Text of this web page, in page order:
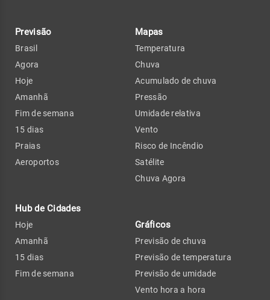
Previsão
Brasil
Agora
Hoje
Amanhã
Fim de semana
15 dias
Praias
Aeroportos
Hub de Cidades
Hoje
Amanhã
15 dias
Fim de semana
Mapas
Temperatura
Chuva
Acumulado de chuva
Pressão
Umidade relativa
Vento
Risco de Incêndio
Satélite
Chuva Agora
Gráficos
Previsão de chuva
Previsão de temperatura
Previsão de umidade
Vento hora a hora